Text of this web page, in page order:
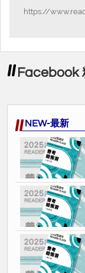
即截止
老師們親自撰
最實用的電子
題、考前重點...)
https://
Facebook
NEW-最新